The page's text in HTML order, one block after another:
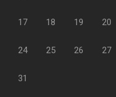
17 18 19 20
24 25 26 27
31